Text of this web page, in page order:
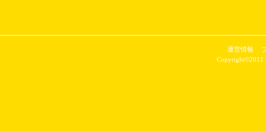
運営情報
Copyright©2011